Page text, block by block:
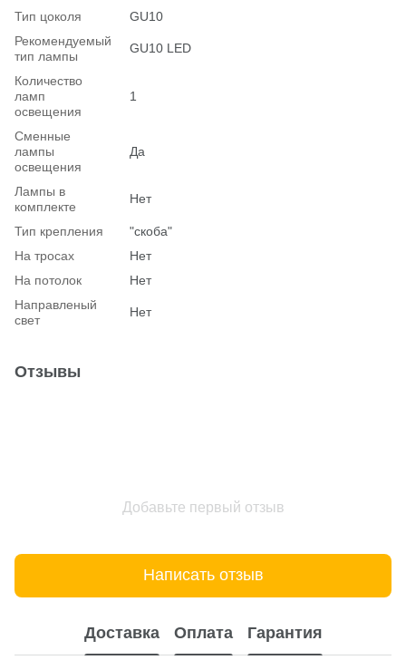
Тип цоколя
GU10
Рекомендуемый
тип лампы
GU10 LED
Количество
ламп
освещения
1
Сменные
лампы
освещения
Да
Лампы в
комплекте
Нет
Тип крепления
"скоба"
На тросах
Нет
На потолок
Нет
Hаправленый
свет
Нет
Отзывы
Добавьте первый отзыв
Написать отзыв
Доставка Оплата Гарантия